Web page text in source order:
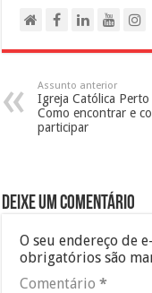
Assunto anterior
Igreja Católica Perto
Como encontrar e
participar
Deixe um comentário
O seu endereço de
obrigatórios são
Comentário*